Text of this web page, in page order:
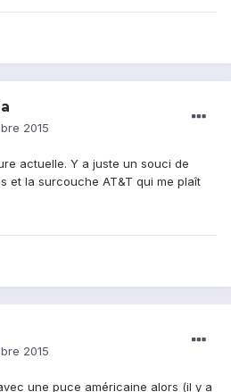
2015
actuelle. Y a juste un souci de
et la surcouche AT&T qui me plaît
2015
une puce américaine alors (il y a